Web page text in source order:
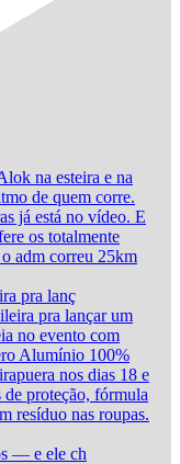
pra lanç
— e ele ch